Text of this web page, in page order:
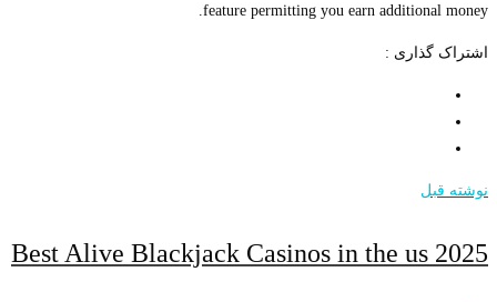
feature permitting you earn additional money.
اشتراک گذاری :
نوشته قبل
Best Alive Blackjack Casinos in the us 2025